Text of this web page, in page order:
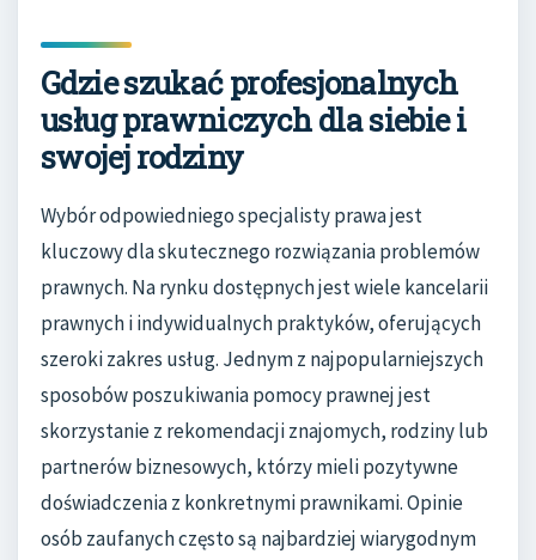
Gdzie szukać profesjonalnych
usług prawniczych dla siebie i
swojej rodziny
Wybór odpowiedniego specjalisty prawa jest
kluczowy dla skutecznego rozwiązania problemów
prawnych. Na rynku dostępnych jest wiele kancelarii
prawnych i indywidualnych praktyków, oferujących
szeroki zakres usług. Jednym z najpopularniejszych
sposobów poszukiwania pomocy prawnej jest
skorzystanie z rekomendacji znajomych, rodziny lub
partnerów biznesowych, którzy mieli pozytywne
doświadczenia z konkretnymi prawnikami. Opinie
osób zaufanych często są najbardziej wiarygodnym